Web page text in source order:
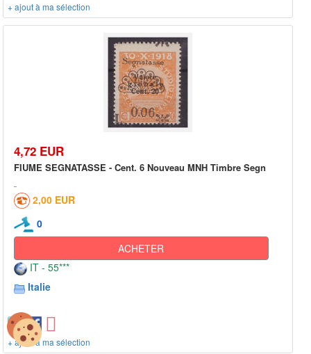
+ ajout à ma sélection
4,72 EUR
FIUME SEGNATASSE - Cent. 6 Nouveau MNH Timbre Segn
2,00 EUR
0
ACHETER
IT - 55***
Italie
+ ajout à ma sélection